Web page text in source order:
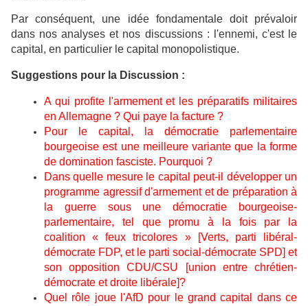
Par conséquent, une idée fondamentale doit prévaloir
dans nos analyses et nos discussions : l'ennemi, c'est le
capital, en particulier le capital monopolistique.
Suggestions pour la Discussion :
A qui profite l'armement et les préparatifs militaires
en Allemagne ? Qui paye la facture ?
Pour le capital, la démocratie parlementaire
bourgeoise est une meilleure variante que la forme
de domination fasciste. Pourquoi ?
Dans quelle mesure le capital peut-il développer un
programme agressif d'armement et de préparation à
la guerre sous une démocratie bourgeoise-
parlementaire, tel que promu à la fois par la
coalition « feux tricolores » [Verts, parti libéral-
démocrate FDP, et le parti social-démocrate SPD] et
son opposition CDU/CSU [union entre chrétien-
démocrate et droite libérale]?
Quel rôle joue l'AfD pour le grand capital dans ce